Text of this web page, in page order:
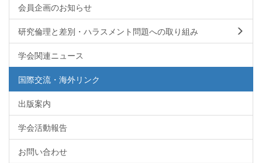
会員企画のお知らせ
研究倫理と差別・ハラスメント問題への取り組み
学会関連ニュース
国際交流・海外リンク
出版案内
学会活動報告
お問い合わせ